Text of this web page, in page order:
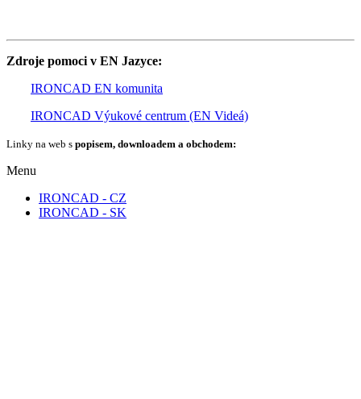
Zdroje pomoci v EN Jazyce:
IRONCAD EN komunita
IRONCAD Výukové centrum (EN Videá)
Linky na web s popisem, downloadem a obchodem:
Menu
IRONCAD - CZ
IRONCAD - SK